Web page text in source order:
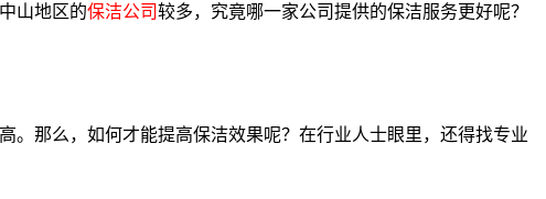
山地区的保洁公司较多，究竟哪一家公司提供的保洁服务更好呢？
。那么，如何才能提高保洁效果呢？在行业人士眼里，还得找专业